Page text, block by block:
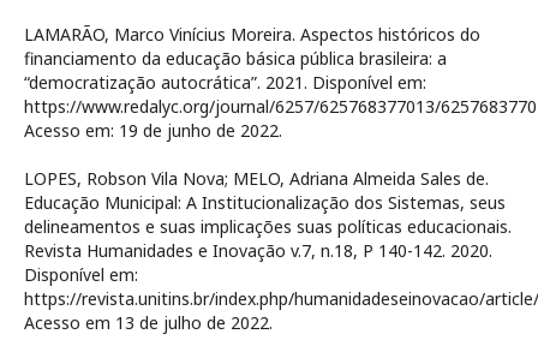
LAMARÃO, Marco Vinícius Moreira. Aspectos históricos do
financiamento da educação básica pública brasileira: a
“democratização autocrática”. 2021. Disponível em:
https://www.redalyc.org/journal/6257/625768377013/
Acesso em: 19 de junho de 2022.
LOPES, Robson Vila Nova; MELO, Adriana Almeida Sales de.
Educação Municipal: A Institucionalização dos Sistemas, seus
delineamentos e suas implicações suas políticas educacionais.
Revista Humanidades e Inovação v.7, n.18, P 140-142. 2020.
Disponível em:
https://revista.unitins.br/index.php/humanidadeseinovacao/
Acesso em 13 de julho de 2022.